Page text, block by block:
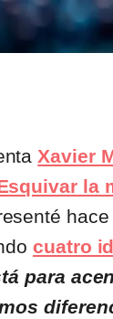
Xavier
la
cuatro
para